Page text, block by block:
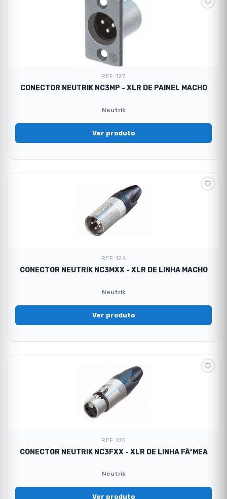
REF. 127
CONECTOR NEUTRIK NC3MP - XLR DE PAINEL MACHO
Neutrik
Ver produto
REF. 126
CONECTOR NEUTRIK NC3MXX - XLR DE LINHA MACHO
Neutrik
Ver produto
REF. 125
CONECTOR NEUTRIK NC3FXX - XLR DE LINHA FÃªMEA
Neutrik
Ver produto